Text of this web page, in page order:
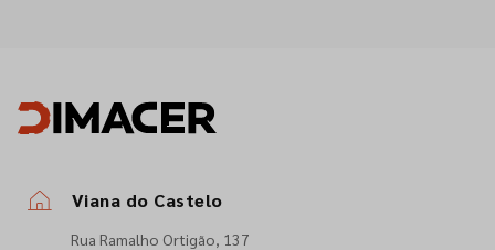
Viana do Castelo
Rua Ramalho Ortigão, 137